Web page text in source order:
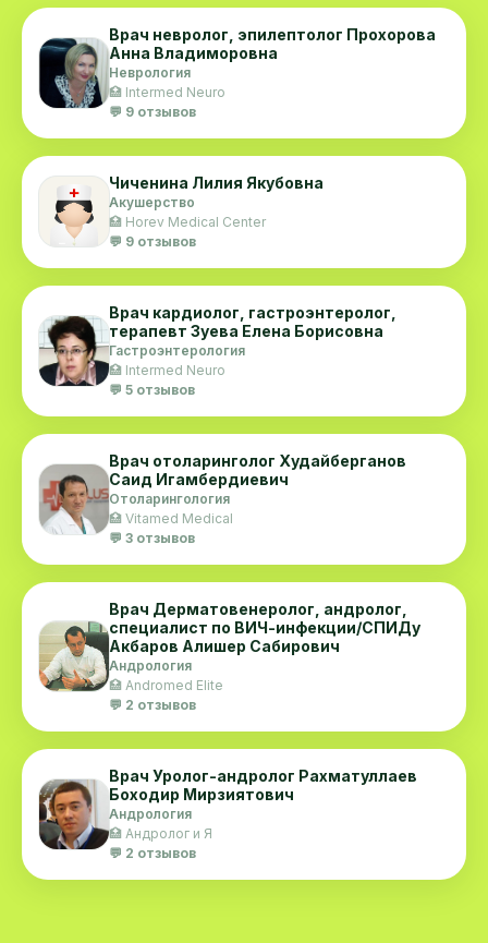
Врач невролог, эпилептолог Прохорова
Анна Владиморовна
Неврология
🏥 Intermed Neuro
💬 9 отзывов
Чиченина Лилия Якубовна
Акушерство
🏥 Horev Medical Center
💬 9 отзывов
Врач кардиолог, гастроэнтеролог,
терапевт Зуева Елена Борисовна
Гастроэнтерология
🏥 Intermed Neuro
💬 5 отзывов
Врач отоларинголог Худайберганов
Саид Игамбердиевич
Отоларингология
🏥 Vitamed Medical
💬 3 отзывов
Врач Дерматовенеролог, андролог,
специалист по ВИЧ-инфекции/СПИДу
Акбаров Алишер Сабирович
Андрология
🏥 Andromed Elite
💬 2 отзывов
Врач Уролог-андролог Рахматуллаев
Боходир Мирзиятович
Андрология
🏥 Андролог и Я
💬 2 отзывов